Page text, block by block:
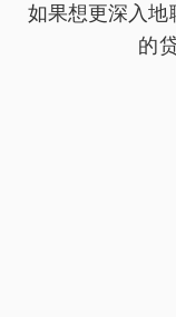
如果想更深入地
的